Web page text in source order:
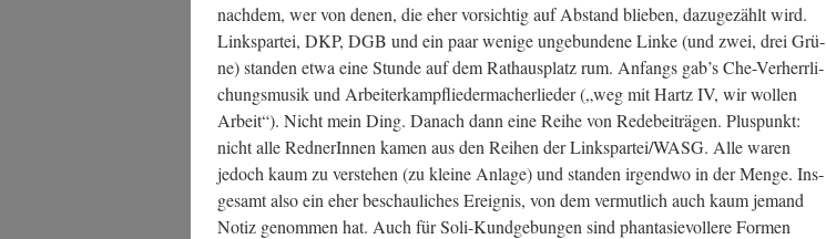
nach­dem, wer von denen, die eher vor­sich­tig auf Abstand blie­ben, dazu­ge­zählt wird.
Links­par­tei, DKP, DGB und ein paar weni­ge unge­bun­de­ne Lin­ke (und zwei, drei Grü­
ne) stan­den etwa eine Stun­de auf dem Rat­haus­platz rum. Anfangs gab’s Che-Ver­herr­li­
chungs­mu­sik und Arbei­ter­kampf­lie­der­mach­er­lie­der („weg mit Hartz IV, wir wol­len
Arbeit“). Nicht mein Ding. Danach dann eine Rei­he von Rede­bei­trä­gen. Plus­punkt:
nicht alle Red­ne­rIn­nen kamen aus den Rei­hen der Linkspartei/WASG. Alle waren
jedoch kaum zu ver­ste­hen (zu klei­ne Anla­ge) und stan­den irgend­wo in der Men­ge. Ins­
ge­samt also ein eher beschau­li­ches Ereig­nis, von dem ver­mut­lich auch kaum jemand
Notiz genom­men hat. Auch für Soli-Kund­ge­bun­gen sind phan­ta­sie­vol­le­re For­men